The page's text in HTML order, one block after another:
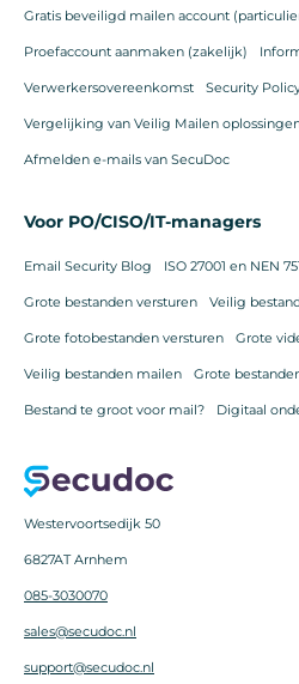
Westervoortsedijk 50
6827AT Arnhem
085-3030070
sales@secudoc.nl
support@secudoc.nl
Gratis beveiligd mailen account
Proefaccount aanmaken (zakelijk)
Verwerkersovereenkomst Security
Vergelijking van Veilig Mailen
Afmelden e-mails van SecuDoc
Voor PO/CISO/IT-managers
Email Security Blog ISO 27001 en NEN
Grote bestanden versturen Veilig
Grote fotobestanden versturen Grote
Veilig bestanden mailen Grote
Bestand te groot voor mail? Digitaal